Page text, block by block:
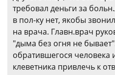
требовал деньги за
в пол-ку нет, якобы
на врача. Главн.врач
"дыма без огня не
обратившегося человека
клеветника привлечь к